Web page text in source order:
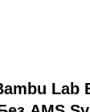
Lab